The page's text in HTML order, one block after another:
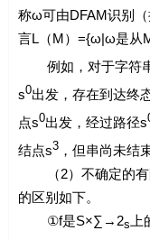
称ω可由DFAM识别
言L（M）={ω|ω是从
例如，对于字符串
s0出发，存在到达终
点s0出发，经过路径s
结点s3，但串尚未结
（2）不确定的有限
的区别如下。
①f是S×∑→2s